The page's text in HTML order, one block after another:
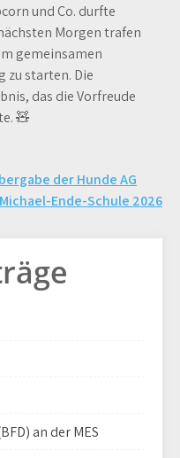
und Co. durfte
Morgen trafen
gemeinsamen
zu starten. Die
das die Vorfreude
🧸
der Hunde AG
Ende-Schule 2026
an der MES